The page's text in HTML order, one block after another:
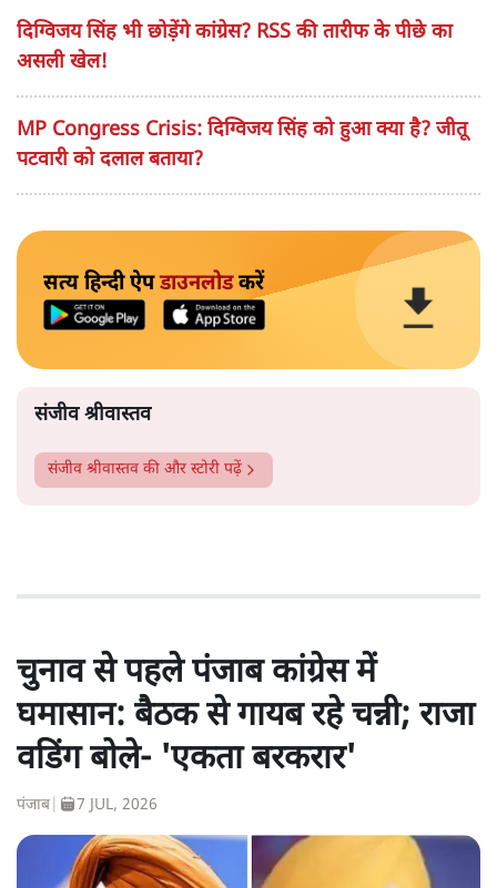
दिग्विजय सिंह भी छोड़ेंगे कांग्रेस? RSS की तारीफ के पीछे का
असली खेल!
MP Congress Crisis: दिग्विजय सिंह को हुआ क्या है? जीतू
पटवारी को दलाल बताया?
सत्य हिन्दी ऐपडाउनलोडकरें
संजीव श्रीवास्तव
संजीव श्रीवास्तव की और स्टोरी पढ़ें
चुनाव से पहले पंजाब कांग्रेस में
घमासान: बैठक से गायब रहे चन्नी; राजा
वडिंग बोले- 'एकता बरकरार'
पंजाब 7 JUL, 2026